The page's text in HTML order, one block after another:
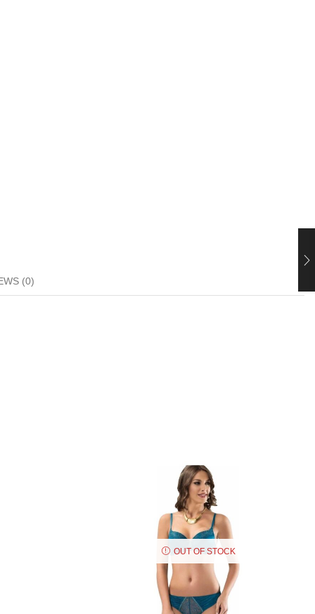
(0)
OUT OF STOCK